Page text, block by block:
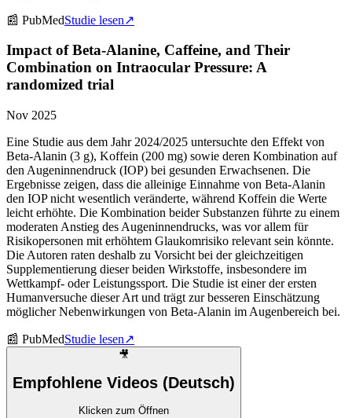
📰 PubMedStudie lesen↗
Impact of Beta-Alanine, Caffeine, and Their
Combination on Intraocular Pressure: A
randomized trial
Nov 2025
Eine Studie aus dem Jahr 2024/2025 untersuchte den Effekt von
Beta-Alanin (3 g), Koffein (200 mg) sowie deren Kombination auf
den Augeninnendruck (IOP) bei gesunden Erwachsenen. Die
Ergebnisse zeigen, dass die alleinige Einnahme von Beta-Alanin
den IOP nicht wesentlich veränderte, während Koffein die Werte
leicht erhöhte. Die Kombination beider Substanzen führte zu einem
moderaten Anstieg des Augeninnendrucks, was vor allem für
Risikopersonen mit erhöhtem Glaukomrisiko relevant sein könnte.
Die Autoren raten deshalb zu Vorsicht bei der gleichzeitigen
Supplementierung dieser beiden Wirkstoffe, insbesondere im
Wettkampf- oder Leistungssport. Die Studie ist einer der ersten
Humanversuche dieser Art und trägt zur besseren Einschätzung
möglicher Nebenwirkungen von Beta-Alanin im Augenbereich bei.
📰 PubMedStudie lesen↗
🎥
Empfohlene Videos (Deutsch)
Klicken zum Öffnen